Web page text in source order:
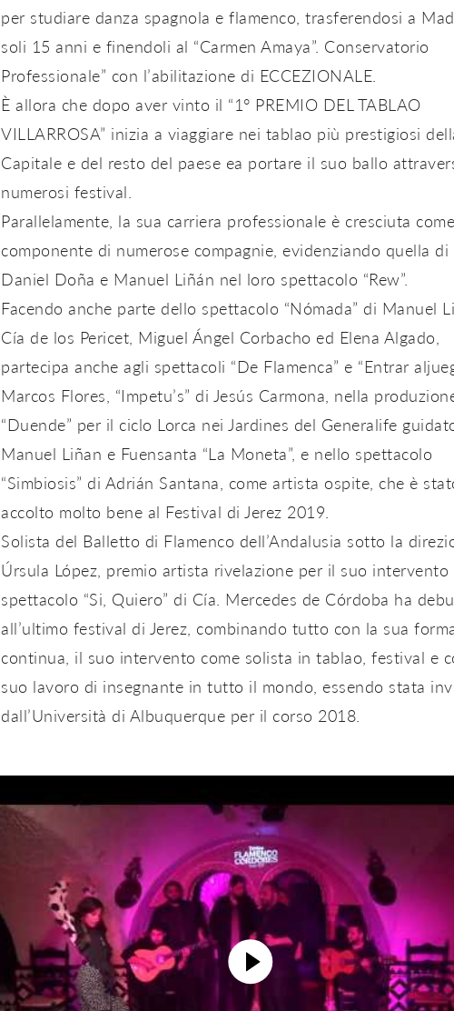
per studiare danza spagnola e flamenco, trasferendosi a
soli 15 anni e finendoli al “Carmen Amaya”. Conservatorio
Professionale” con l’abilitazione di ECCEZIONALE.
È allora che dopo aver vinto il “1° PREMIO DEL TABLAO
VILLARROSA” inizia a viaggiare nei tablao più prestigiosi
Capitale e del resto del paese ea portare il suo ballo
numerosi festival.
Parallelamente, la sua carriera professionale è cresciuta come
componente di numerose compagnie, evidenziando quella di
Daniel Doña e Manuel Liñán nel loro spettacolo “Rew”.
Facendo anche parte dello spettacolo “Nómada” di Manuel
Cía de los Pericet, Miguel Ángel Corbacho ed Elena Algado,
partecipa anche agli spettacoli “De Flamenca” e “Entrar
Marcos Flores, “Impetu’s” di Jesús Carmona, nella
“Duende” per il ciclo Lorca nei Jardines del Generalife
Manuel Liñan e Fuensanta “La Moneta”, e nello spettacolo
“Simbiosis” di Adrián Santana, come artista ospite, che è
accolto molto bene al Festival di Jerez 2019.
Solista del Balletto di Flamenco dell’Andalusia sotto la
Úrsula López, premio artista rivelazione per il suo intervento
spettacolo “Si, Quiero” di Cía. Mercedes de Córdoba ha
all’ultimo festival di Jerez, combinando tutto con la sua
continua, il suo intervento come solista in tablao, festival e
suo lavoro di insegnante in tutto il mondo, essendo stata
dall’Università di Albuquerque per il corso 2018.